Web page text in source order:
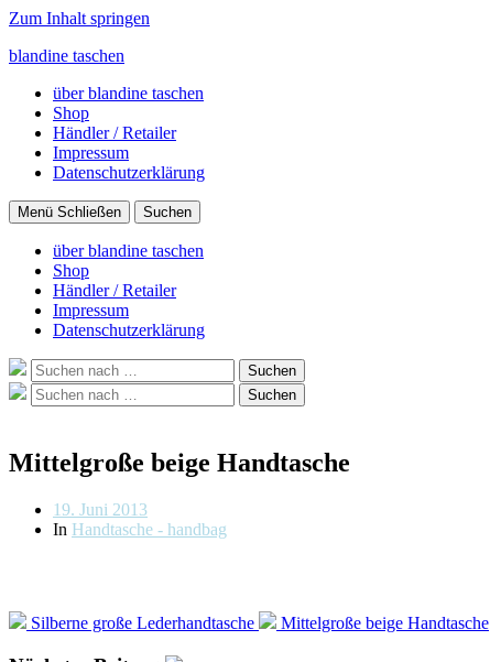
Zum Inhalt springen
blandine taschen
über blandine taschen
Shop
Händler / Retailer
Impressum
Datenschutzerklärung
Menü Schließen Suchen
über blandine taschen
Shop
Händler / Retailer
Impressum
Datenschutzerklärung
Suche
nach:
Suchen
Suche
nach:
Suchen
Mittelgroße beige Handtasche
Beitragsdatum
19. Juni 2013
In Handtasche - handbag
Silberne große Lederhandtasche Mittelgroße beige Handtasche